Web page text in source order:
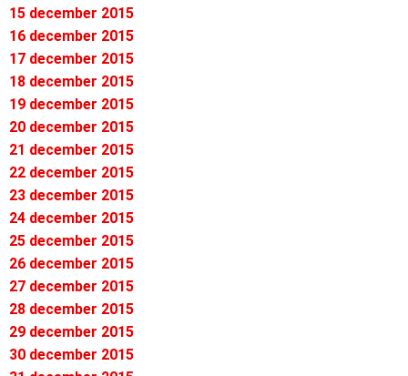
15 december 2015
16 december 2015
17 december 2015
18 december 2015
19 december 2015
20 december 2015
21 december 2015
22 december 2015
23 december 2015
24 december 2015
25 december 2015
26 december 2015
27 december 2015
28 december 2015
29 december 2015
30 december 2015